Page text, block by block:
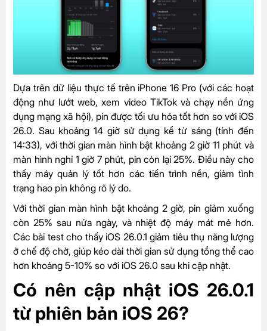
Dựa trên dữ liệu thực tế trên iPhone 16 Pro (với các hoạt
động như lướt web, xem video TikTok và chạy nền ứng
dụng mạng xã hội), pin được tối ưu hóa tốt hơn so với iOS
26.0. Sau khoảng 14 giờ sử dụng kể từ sáng (tính đến
14:33), với thời gian màn hình bật khoảng 2 giờ 11 phút và
màn hình nghỉ 1 giờ 7 phút, pin còn lại 25%. Điều này cho
thấy máy quản lý tốt hơn các tiến trình nền, giảm tình
trạng hao pin không rõ lý do.
Với thời gian màn hình bật khoảng 2 giờ, pin giảm xuống
còn 25% sau nửa ngày, và nhiệt độ máy mát mẻ hơn.
Các bài test cho thấy iOS 26.0.1 giảm tiêu thụ năng lượng
ở chế độ chờ, giúp kéo dài thời gian sử dụng tổng thể cao
hơn khoảng 5-10% so với iOS 26.0 sau khi cập nhật.
Có nên cập nhật iOS 26.0.1
từ phiên bản iOS 26?